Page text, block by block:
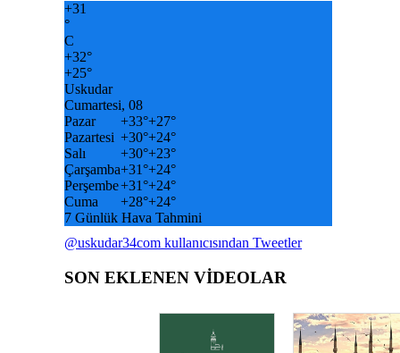
+31
°
C
+32°
+25°
Uskudar
Cumartesi, 08
Pazar
+33°+27°
Pazartesi +30°+24°
Salı
+30°+23°
Çarşamba+31°+24°
Perşembe+31°+24°
Cuma
+28°+24°
7 Günlük Hava Tahmini
@uskudar34com kullanıcısından Tweetler
SON EKLENEN VİDEOLAR